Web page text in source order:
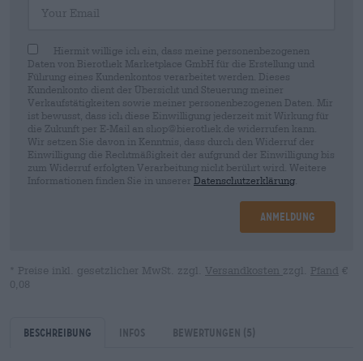
Hiermit willige ich ein, dass meine personenbezogenen
Daten von Bierothek Marketplace GmbH für die Erstellung und
Führung eines Kundenkontos verarbeitet werden. Dieses
Kundenkonto dient der Übersicht und Steuerung meiner
Verkaufstätigkeiten sowie meiner personenbezogenen Daten. Mir
ist bewusst, dass ich diese Einwilligung jederzeit mit Wirkung für
die Zukunft per E-Mail an shop@bierothek.de widerrufen kann.
Wir setzen Sie davon in Kenntnis, dass durch den Widerruf der
Einwilligung die Rechtmäßigkeit der aufgrund der Einwilligung bis
zum Widerruf erfolgten Verarbeitung nicht berührt wird. Weitere
Informationen finden Sie in unserer Datenschutzerklärung
Anmeldung
* Preise inkl. gesetzlicher MwSt. zzgl. Versandkosten zzgl. Pfand €
0,08
Beschreibung Infos Bewertungen (5)